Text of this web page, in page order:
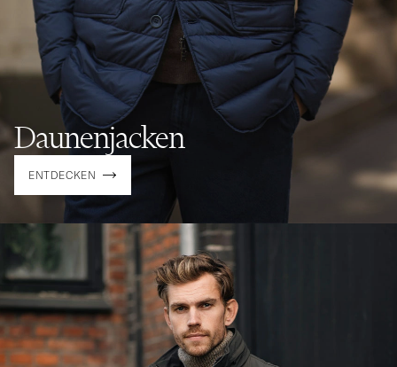
Daunenjacken
ENTDECKEN